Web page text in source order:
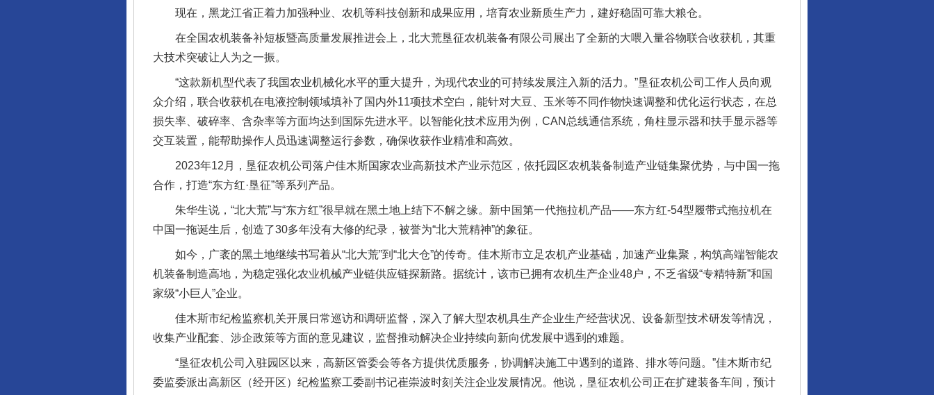
现在，黑龙江省正着力加强种业、农机等科技创新和成果应用，培育农业新质生产力，建好稳固可靠大粮仓。
在全国农机装备补短板暨高质量发展推进会上，北大荒垦征农机装备有限公司展出了全新的大喂入量谷物联合收获机，其重
大技术突破让人为之一振。
“这款新机型代表了我国农业机械化水平的重大提升，为现代农业的可持续发展注入新的活力。”垦征农机公司工作人员向观
众介绍，联合收获机在电液控制领域填补了国内外11项技术空白，能针对大豆、玉米等不同作物快速调整和优化运行状态，在总
损失率、破碎率、含杂率等方面均达到国际先进水平。以智能化技术应用为例，CAN总线通信系统，角柱显示器和扶手显示器等
交互装置，能帮助操作人员迅速调整运行参数，确保收获作业精准和高效。
2023年12月，垦征农机公司落户佳木斯国家农业高新技术产业示范区，依托园区农机装备制造产业链集聚优势，与中国一拖
合作，打造“东方红·垦征”等系列产品。
朱华生说，“北大荒”与“东方红”很早就在黑土地上结下不解之缘。新中国第一代拖拉机产品——东方红-54型履带式拖拉机在
中国一拖诞生后，创造了30多年没有大修的纪录，被誉为“北大荒精神”的象征。
如今，广袤的黑土地继续书写着从“北大荒”到“北大仓”的传奇。佳木斯市立足农机产业基础，加速产业集聚，构筑高端智能农
机装备制造高地，为稳定强化农业机械产业链供应链探新路。据统计，该市已拥有农机生产企业48户，不乏省级“专精特新”和国
家级“小巨人”企业。
佳木斯市纪检监察机关开展日常巡访和调研监督，深入了解大型农机具生产企业生产经营状况、设备新型技术研发等情况，
收集产业配套、涉企政策等方面的意见建议，监督推动解决企业持续向新向优发展中遇到的难题。
“垦征农机公司入驻园区以来，高新区管委会等各方提供优质服务，协调解决施工中遇到的道路、排水等问题。”佳木斯市纪
委监委派出高新区（经开区）纪检监察工委副书记崔崇波时刻关注企业发展情况。他说，垦征农机公司正在扩建装备车间，预计